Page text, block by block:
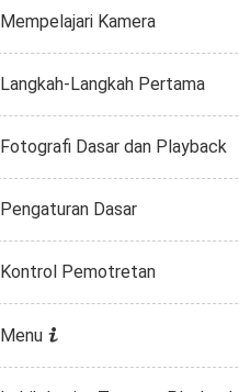
Mempelajari Kamera
Langkah-Langkah Pertama
Fotografi Dasar dan Playback
Pengaturan Dasar
Kontrol Pemotretan
Menu i